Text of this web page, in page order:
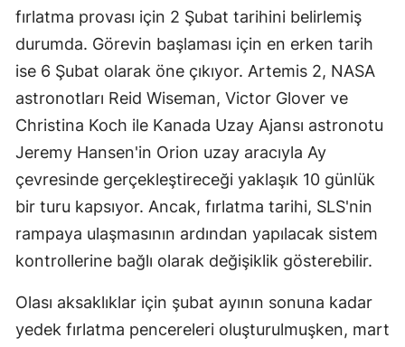
fırlatma provası için 2 Şubat tarihini belirlemiş
durumda. Görevin başlaması için en erken tarih
ise 6 Şubat olarak öne çıkıyor. Artemis 2, NASA
astronotları Reid Wiseman, Victor Glover ve
Christina Koch ile Kanada Uzay Ajansı astronotu
Jeremy Hansen'in Orion uzay aracıyla Ay
çevresinde gerçekleştireceği yaklaşık 10 günlük
bir turu kapsıyor. Ancak, fırlatma tarihi, SLS'nin
rampaya ulaşmasının ardından yapılacak sistem
kontrollerine bağlı olarak değişiklik gösterebilir.
Olası aksaklıklar için şubat ayının sonuna kadar
yedek fırlatma pencereleri oluşturulmuşken, mart